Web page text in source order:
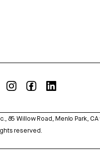
85 Willow Road, Menlo Park,
reserved.